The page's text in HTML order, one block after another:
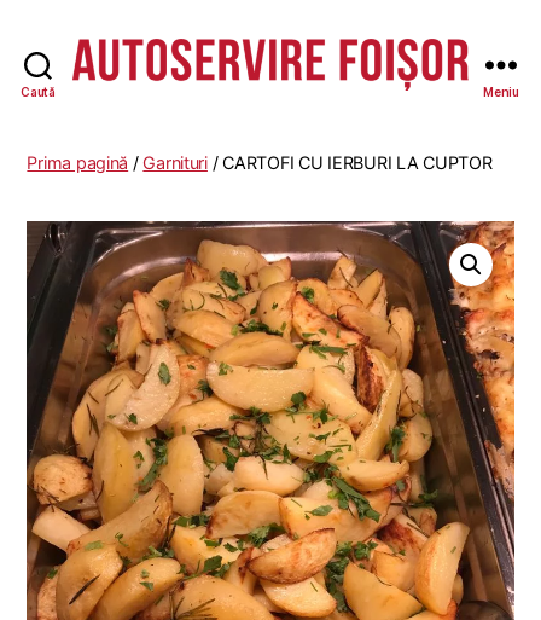
Caută Meniu
Prima pagină /Garnituri/ CARTOFI CU IERBURI LA CUPTOR